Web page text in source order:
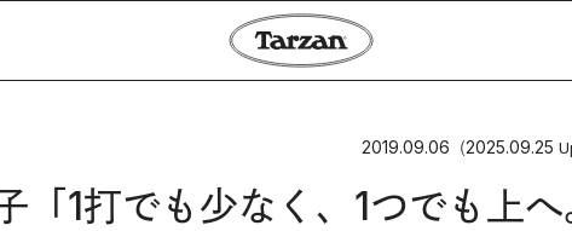
2019.09.06 （2025.09.25
1打でも少なく、1つでも上へ